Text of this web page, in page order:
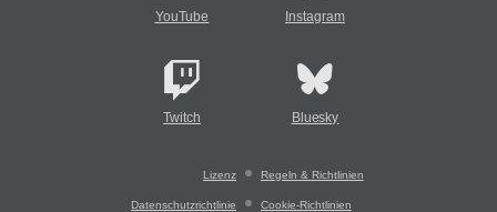
YouTube Instagram
Twitch Bluesky
Lizenz Regeln & Richtlinien
Datenschutzrichtlinie Cookie-Richtlinien